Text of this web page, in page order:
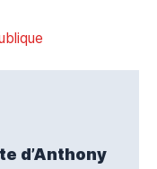
d’Anthony